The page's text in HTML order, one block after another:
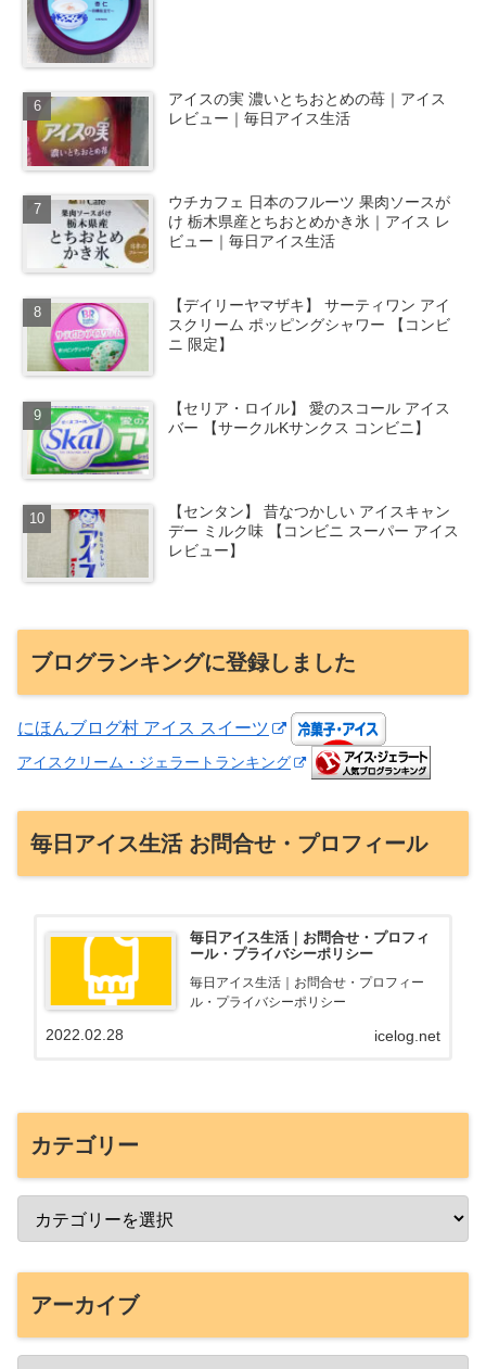
アイスの実 濃いとちおとめの苺｜アイス
レビュー｜毎日アイス生活
ウチカフェ 日本のフルーツ 果肉ソースが
け 栃木県産とちおとめかき氷｜アイス レ
ビュー｜毎日アイス生活
【デイリーヤマザキ】 サーティワン アイ
スクリーム ポッピングシャワー 【コンビ
ニ 限定】
【セリア・ロイル】 愛のスコール アイス
バー 【サークルKサンクス コンビニ】
【センタン】 昔なつかしい アイスキャン
デー ミルク味 【コンビニ スーパー アイス
レビュー】
ブログランキングに登録しました
にほんブログ村 アイス スイーツ
アイスクリーム・ジェラートランキング
毎日アイス生活 お問合せ・プロフィール
毎日アイス生活｜お問合せ・プロフィ
ール・プライバシーポリシー
毎日アイス生活｜お問合せ・プロフィー
ル・プライバシーポリシー
icelog.net
2022.02.28
カテゴリー
アーカイブ